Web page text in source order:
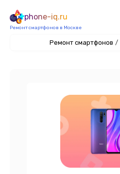
phone-iq.ru
Ремонт смартфонов в Москве
Ремонт смартфонов /